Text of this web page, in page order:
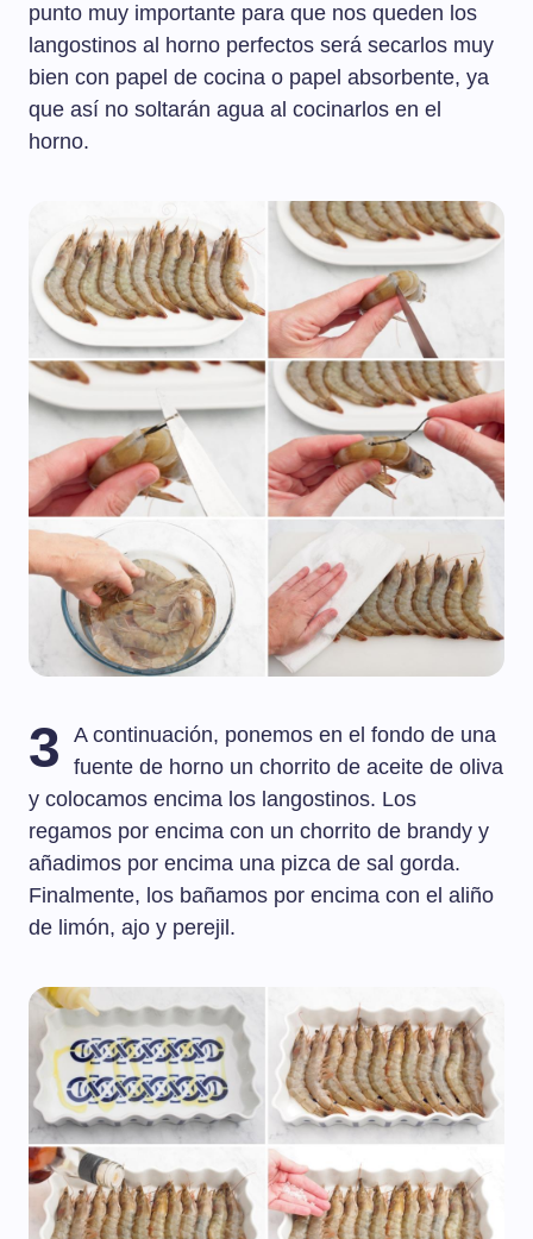
punto muy importante para que nos queden los
langostinos al horno perfectos será secarlos muy
bien con papel de cocina o papel absorbente, ya
que así no soltarán agua al cocinarlos en el
horno.
3
A continuación, ponemos en el fondo de una
fuente de horno un chorrito de aceite de oliva
y colocamos encima los langostinos. Los
regamos por encima con un chorrito de brandy y
añadimos por encima una pizca de sal gorda.
Finalmente, los bañamos por encima con el aliño
de limón, ajo y perejil.